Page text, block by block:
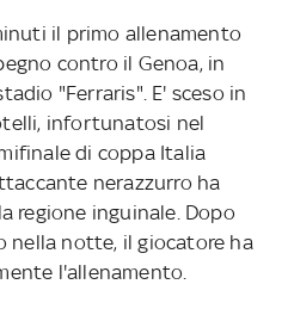
il primo allenamento
contro il Genoa, in
"Ferraris". E' sceso in
infortunatosi nel
di coppa Italia
nerazzurro ha
regione inguinale. Dopo
nella notte, il giocatore ha
l'allenamento.